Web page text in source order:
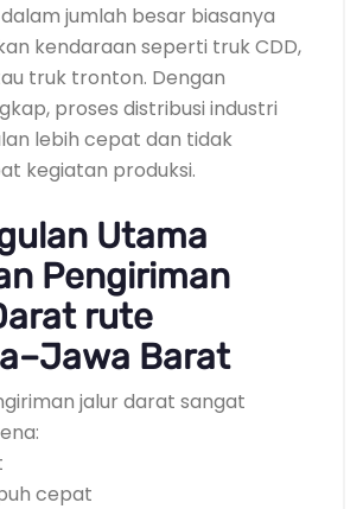
jumlah besar biasanya
kendaraan seperti truk CDD,
truk tronton. Dengan
proses distribusi industri
lebih cepat dan tidak
kegiatan produksi.
Utama
Pengiriman
rute
Barat
jalur darat sangat
cepat